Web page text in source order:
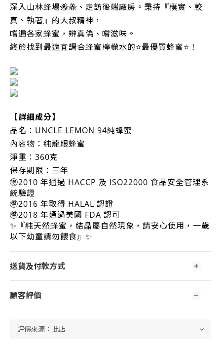
深入山林蜂場🐝🐝、走訪後端廠房。秉持『樸實、較
真、執著』的大叔精神，
嚐遍各家蜂蜜，辨真偽、嚐滋味。
終於找到最適宜調合蜂蜜檸檬水的⭐️最優質蜂蜜⭐️！
【詳細成分】
品名：UNCLE LEMON 94純蜂蜜
內容物：純龍眼蜂蜜
淨重：360克
保存期限：三年
🉐2010 年通過 HACCP 及 ISO22000 食品安全管理系
統驗證
🉐2016 年取得 HALAL 認證
🉐2018 年通過美國 FDA 認可
✨『純天然蜂蜜，結晶屬自然現象，請安心使用，一歲
以下幼童請勿餵食』✨
送貨及付款方式
顧客評價